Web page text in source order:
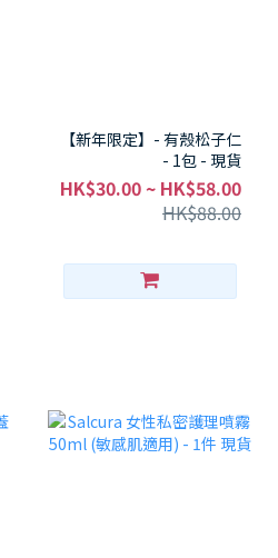
【新年限定】- 有殼松子仁
- 1包 - 現貨
HK$30.00 ~ HK$58.00
HK$88.00